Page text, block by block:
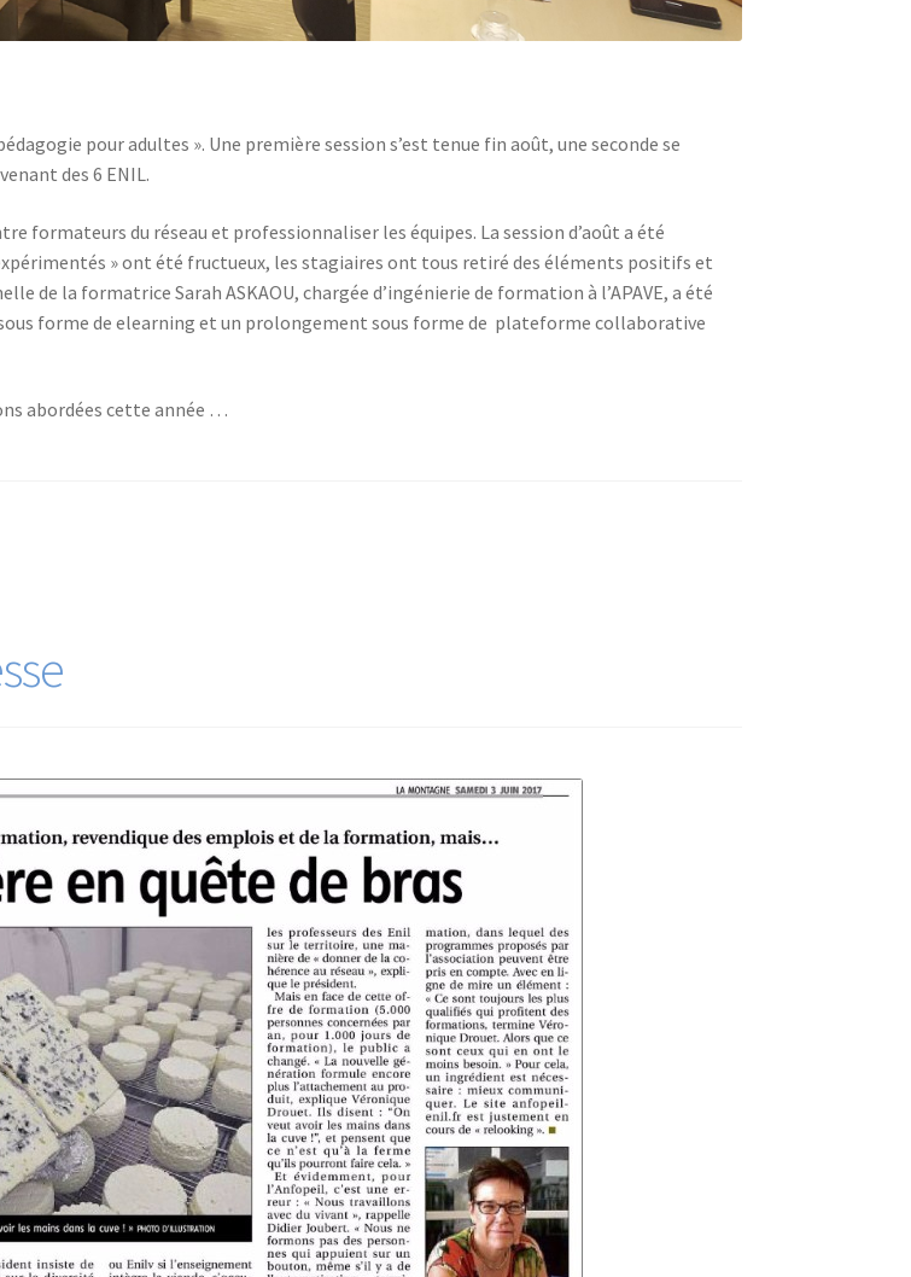
pour adultes ». Une première session s’est tenue fin août, une seconde se
des 6 ENIL.
formateurs du réseau et professionnaliser les équipes. La session d’août a été
» ont été fructueux, les stagiaires ont tous retiré des éléments positifs et
de la formatrice Sarah ASKAOU, chargée d’ingénierie de formation à l’APAVE, a été
forme de elearning et un prolongement sous forme de plateforme collaborative
abordées cette année …